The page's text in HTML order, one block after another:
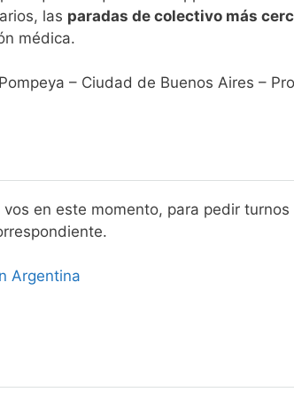
las paradas de colectivo más
médica.
– Ciudad de Buenos Aires –
en este momento, para pedir turnos